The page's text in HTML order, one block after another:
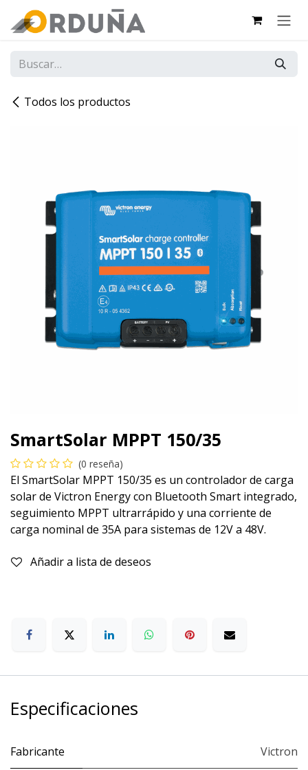
Todos los productos
SmartSolar MPPT 150/35
(0 reseña)
El SmartSolar MPPT 150/35 es un controlador de carga
solar de Victron Energy con Bluetooth Smart integrado,
seguimiento MPPT ultrarrápido y una corriente de
carga nominal de 35A para sistemas de 12V a 48V.
Añadir a lista de deseos
Especificaciones
Fabricante Victron